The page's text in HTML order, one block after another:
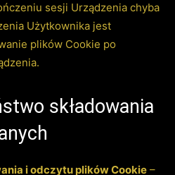
sesji Urządzenia chyba
Użytkownika jest
plików Cookie po
składowania
i odczytu plików Cookie –